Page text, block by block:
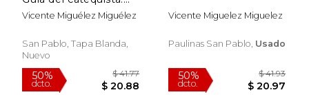
50% $ 41.77 50%
Iniciación de los niños
a la vida cristiana - 1
Galilea 2000)
Vicente Miguélez Miguélez
San Pablo, Tapa Blanda,
Nuevo
Vicente Miguelez Miguelez
Paulinas San Pablo, Usado